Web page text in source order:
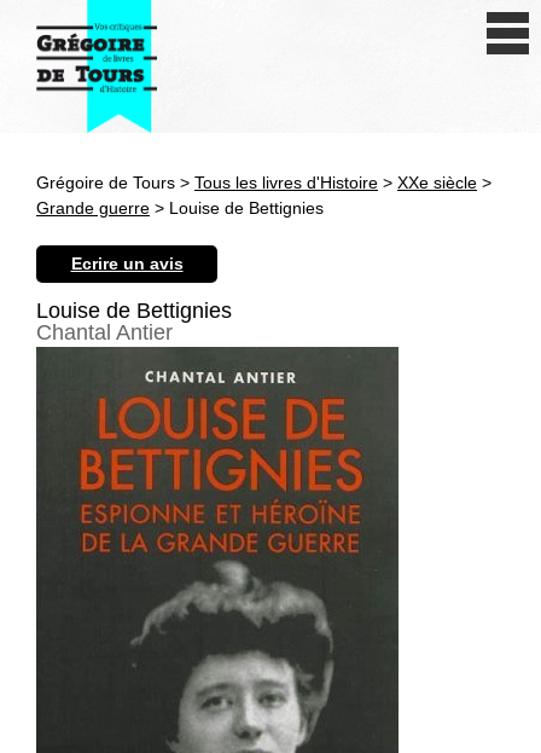
Antiquité
Epoque moderne
XXe siècle
Autres civilisations
Thématiques
Grégoire de Tours > Tous les livres d'Histoire > XXe siècle >
Grande guerre > Louise de Bettignies
Ecrire un avis
Louise de Bettignies
Chantal Antier